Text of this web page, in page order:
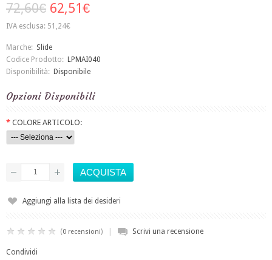
72,60€ 62,51€
IVA esclusa: 51,24€
Marche: Slide
Codice Prodotto: LPMAI040
Disponibilità: Disponibile
Opzioni Disponibili
* COLORE ARTICOLO:
Aggiungi alla lista dei desideri
(0 recensioni) Scrivi una recensione
Condividi